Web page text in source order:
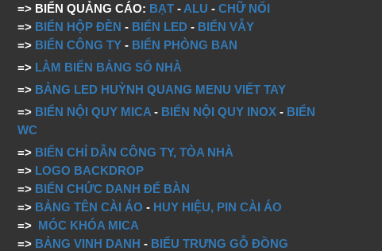
=> BIỂN QUẢNG CÁO: BẠT - ALU -CHỮ NỔI
=> BIỂN HỘP ĐÈN - BIỂN LED - BIỂN VẪY
=> BIỂN CÔNG TY - BIỂN PHÒNG BAN
=> LÀM BIỂN BẢNG SỐ NHÀ
=> BẢNG LED HUỲNH QUANG MENU VIẾT TAY
=> BIỂN NỘI QUY MICA - BIỂN NỘI QUY INOX - BIỂN
WC
=> BIỂN CHỈ DẪN CÔNG TY, TÒA NHÀ
=> LOGO BACKDROP
=> BIỂN CHỨC DANH ĐỂ BÀN
=> BẢNG TÊN CÀI ÁO - HUY HIỆU, PIN CÀI ÁO
=> MÓC KHÓA MICA
=> BẢNG VINH DANH - BIỂU TRƯNG GỖ ĐỒNG